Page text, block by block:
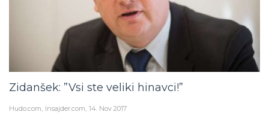
Zidanšek: ”Vsi ste veliki hinavci!”
Hudo.com Insajder.com 14. Nov 2017